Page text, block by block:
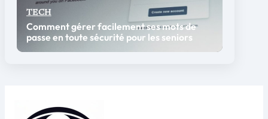
TECH
Comment gérer facilement ses mots de
passe en toute sécurité pour les seniors